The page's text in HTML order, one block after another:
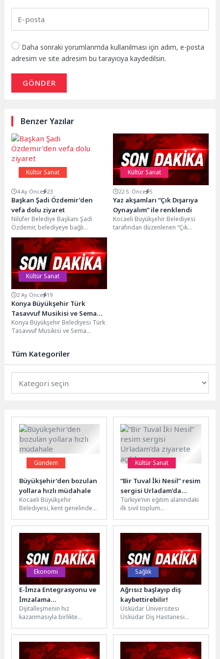
Daha sonraki yorumlarımda kullanılması için adım, e-posta
adresim ve site adresim bu tarayıcıya kaydedilsin.
GÖNDER
Benzer Yazılar
Kültür Sanat
4 Ay Önce 23
Başkan Şadi Özdemir’den
vefa dolu ziyaret
Nilüfer Belediye Başkanı Şadi
Özdemir, belediyeye bağlı
huzurevlerini ve Alzheimer Hasta
Konuk Evi’ni ziyaret etti....
Kültür Sanat
22 S. Önce 5
Yaz akşamları “Çık Dışarıya
Oynayalım” ile renklendi
Kocaeli Büyükşehir Belediyesi
tarafından düzenlenen “Çık
Kültür Sanat
2 Ay Önce 19
Konya Büyükşehir Türk
Tasavvuf Musikisi ve Sema
Topluluğu Afyonkarahisar’da
Sema Mukabelesi
Konya Büyükşehir Belediyesi Türk
Tasavvuf Musikisi ve Sema
Mevlevilik Günleri"...
Tüm Kategoriler
Gündem
Büyükşehir’den bozulan
yollara hızlı müdahale
Kocaeli Büyükşehir
Belediyesi, kent genelinde
yolları hızla onararak ulaşım
konforunu artırıyor. Bu...
Kültür Sanat
“Bir Tuval İki Nesil” resim
sergisi Urladam’da
ziyarete açıldı
Türkiye’nin eğitim alanındaki
ilk sivil toplum
Cemiyeti, kuşaklar arası
dayanışmayı sanatın
evrensel diliyle...
Ekonomi
E-İmza Entegrasyonu ve
İmzalama
Kütüphanelerine Olan
İhtiyaç Artıyor
Dijitalleşmenin hız
kazanmasıyla birlikte
zaman damgası süreçlerini
kendi sistemlerine entegre
edebilecekleri...
Sağlık
Ağrısız başlayıp diş
kaybettirebilir!
Üsküdar Üniversitesi
Üsküdar Diş Hastanesi
Öğr. Üyesi Nihal Bahar, diş
eti hastalıklarının...